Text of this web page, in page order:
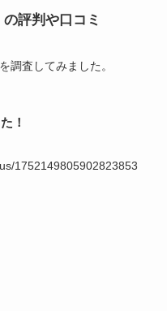
評判や口コミ
調査してみました。
！
1752149805902823853